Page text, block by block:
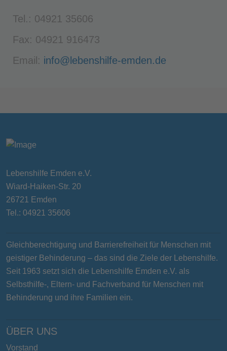
Tel.: 04921 35606
Fax: 04921 916473
Email: info@lebenshilfe-emden.de
Lebenshilfe Emden e.V.
Wiard-Haiken-Str. 20
26721 Emden
Tel.: 04921 35606
Gleichberechtigung und Barrierefreiheit für Menschen mit
geistiger Behinderung – das sind die Ziele der Lebenshilfe.
Seit 1963 setzt sich die Lebenshilfe Emden e.V. als
Selbsthilfe-, Eltern- und Fachverband für Menschen mit
Behinderung und ihre Familien ein.
ÜBER UNS
Vorstand